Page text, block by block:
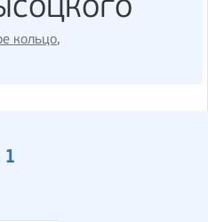
кольцо,
1